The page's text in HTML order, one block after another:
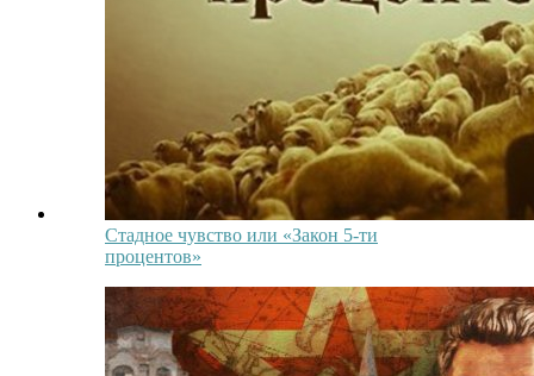
Стадное чувство или «Закон 5-ти
процентов»